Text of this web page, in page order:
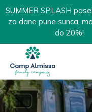
SUMMER SPLASH
za dane pune sunca,
do 20%!